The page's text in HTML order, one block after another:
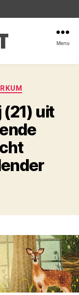
Menu
(21) uit